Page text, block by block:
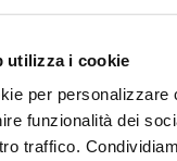
utilizza i cookie
per personalizzare
funzionalità dei
traffico.
cliente con la